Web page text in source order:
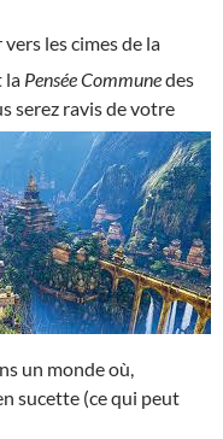
les cimes de la
la Pensée Communedes
serez ravis de votre
un monde où,
sucette (ce qui peut